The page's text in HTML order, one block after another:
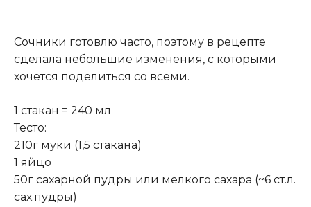
Сочники готовлю часто, поэтому в рецепте
сделала небольшие изменения, с которыми
хочется поделиться со всеми.
1 стакан = 240 мл
Тесто:
210г муки (1,5 стакана)
1 яйцо
50г сахарной пудры или мелкого сахара (~6 ст.л.
сах.пудры)